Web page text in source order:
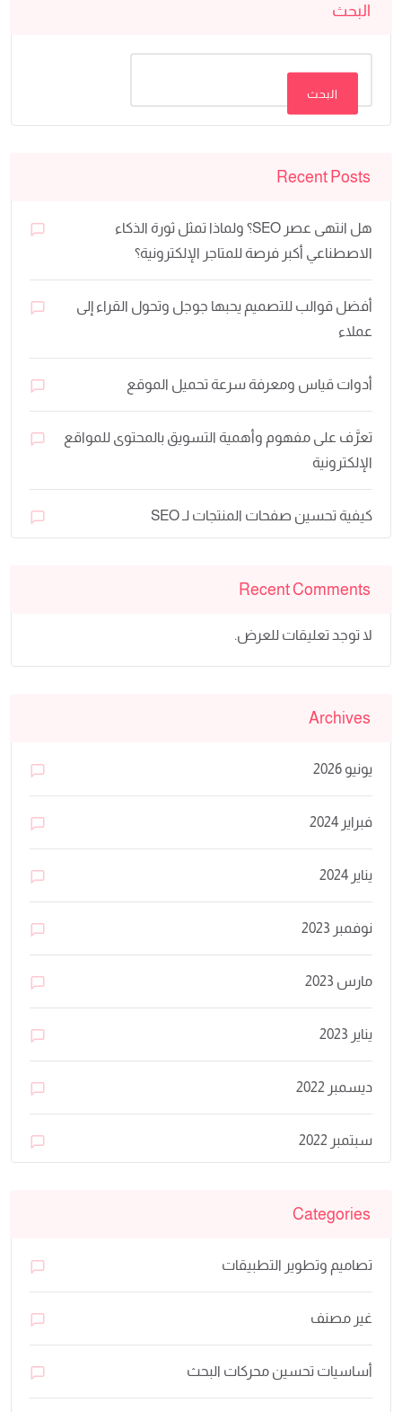
البحث
البحث
Recent Posts
هل انتهى عصر SEO؟ ولماذا تمثل ثورة الذكاء
الاصطناعي أكبر فرصة للمتاجر الإلكترونية؟
أفضل قوالب للتصميم يحبها جوجل وتحول القراء إلى
عملاء
أدوات قياس ومعرفة سرعة تحميل الموقع
تعرَّف على مفهوم وأهمية التسويق بالمحتوى للمواقع
الإلكترونية
كيفية تحسين صفحات المنتجات لـ SEO
Recent Comments
لا توجد تعليقات للعرض.
Archives
يونيو 2026
فبراير 2024
يناير 2024
نوفمبر 2023
مارس 2023
يناير 2023
ديسمبر 2022
سبتمبر 2022
Categories
تصاميم وتطوير التطبيقات
غير مصنف
أساسيات تحسين محركات البحث